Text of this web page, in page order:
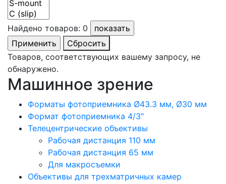
Найдено товаров: 0
Сбросить
Товаров, соответствующих вашему запросу, не
обнаружено.
Машинное зрение
Форматы фотоприемника Ø43.3 мм, Ø30 мм
Формат фотоприемника 4/3″
Телецентрические объективы
Рабочая дистанция 110 мм
Рабочая дистанция 65 мм
Для макросъемки
Объективы для трехматричных камер